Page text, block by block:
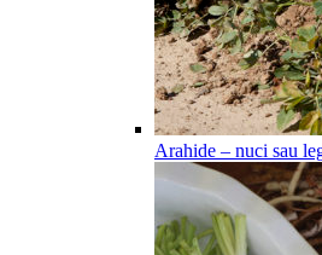
Arahide – nuci sau